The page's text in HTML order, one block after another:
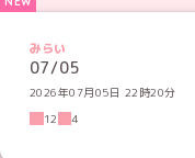
みらい
07/05
2026年07月05日 22時20分
12
4